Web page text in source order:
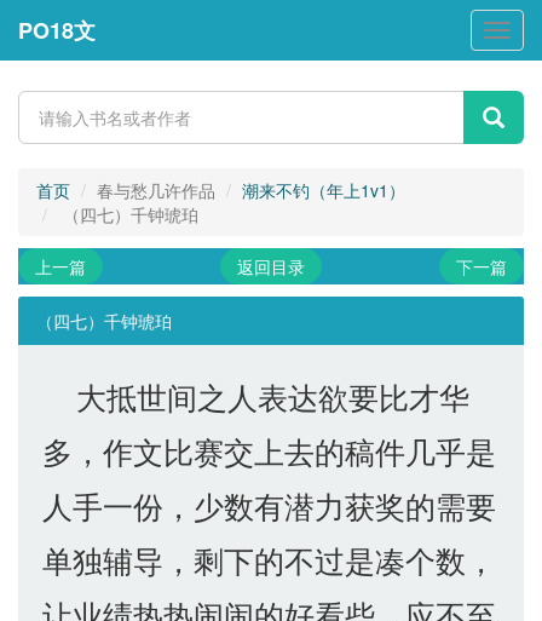
PO18
文
PO18文
首页 春与愁几许作品
潮来不钓（年上1v1）
（四七）千钟琥珀
上一篇 返回目录 下一篇
（四七）千钟琥珀
大抵世间之人表达欲要比才华
多，作文比赛交上去的稿件几乎是
人手一份，少数有潜力获奖的需要
单独辅导，剩下的不过是凑个数，